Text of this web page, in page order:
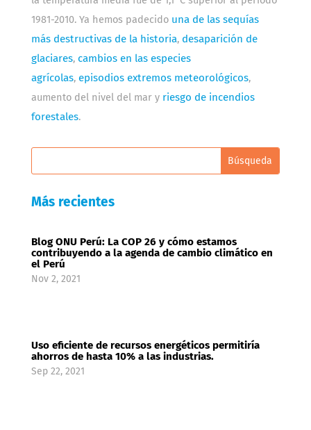
1981-2010. Ya hemos padecido una de las sequías
más destructivas de la historia, desaparición de
glaciares, cambios en las especies
agrícolas, episodios extremos meteorológicos,
aumento del nivel del mar y riesgo de incendios
forestales.
Más recientes
Blog ONU Perú: La COP 26 y cómo estamos
contribuyendo a la agenda de cambio climático en
el Perú
Nov 2, 2021
Uso eficiente de recursos energéticos permitiría
ahorros de hasta 10% a las industrias.
Sep 22, 2021